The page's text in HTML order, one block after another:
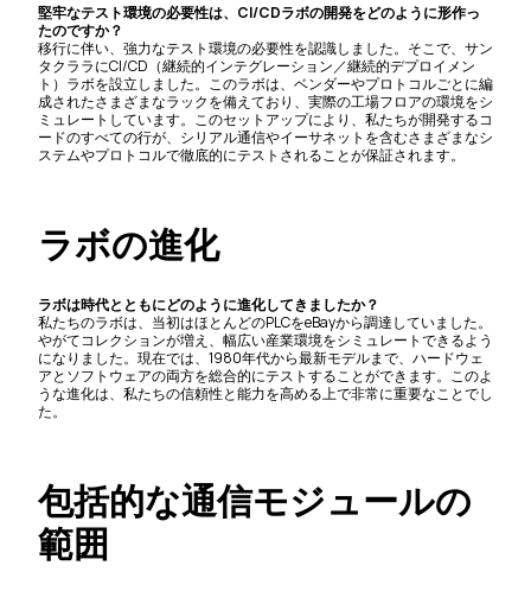
堅牢なテスト環境の必要性は、CI/CDラボの開発をどのように形作っ
たのですか？
移行に伴い、強力なテスト環境の必要性を認識しました。そこで、サン
タクララにCI/CD（継続的インテグレーション／継続的デプロイメン
ト）ラボを設立しました。このラボは、ベンダーやプロトコルごとに編
成されたさまざまなラックを備えており、実際の工場フロアの環境をシ
ミュレートしています。このセットアップにより、私たちが開発するコ
ードのすべての行が、シリアル通信やイーサネットを含むさまざまなシ
ステムやプロトコルで徹底的にテストされることが保証されます。
ラボの進化
ラボは時代とともにどのように進化してきましたか？
私たちのラボは、当初はほとんどのPLCをeBayから調達していました。
やがてコレクションが増え、幅広い産業環境をシミュレートできるよう
になりました。現在では、1980年代から最新モデルまで、ハードウェ
アとソフトウェアの両方を総合的にテストすることができます。このよ
うな進化は、私たちの信頼性と能力を高める上で非常に重要なことでし
た。
包括的な通信モジュールの
範囲